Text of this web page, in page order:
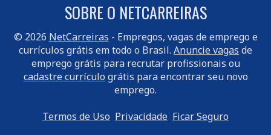
SOBRE O NETCARREIRAS
© 2026 NetCarreiras - Empregos, vagas de emprego e
currículos grátis em todo o Brasil. Anuncie vagas de
emprego grátis para recrutar profissionais ou
cadastre currículo grátis para encontrar seu novo
emprego.
Termos de Uso Privacidade Ficar Seguro